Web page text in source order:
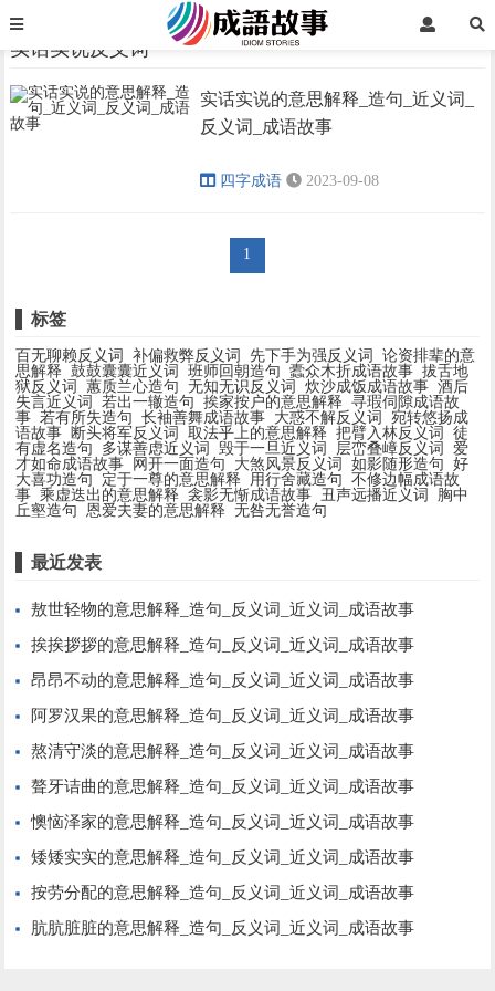
› ›
实话实说反义词
实话实说反义词
实话实说的意思解释_造句_近义词_
反义词_成语故事
四字成语 2023-09-08
1
标签
百无聊赖反义词 补偏救弊反义词 先下手为强反义词
论资排辈的意
思解释
鼓鼓囊囊近义词 班师回朝造句 蠹众木折成语故事 拔舌地
狱反义词
蕙质兰心造句 无知无识反义词 炊沙成饭成语故事 酒后
失言近义词
若出一辙造句 挨家按户的意思解释
寻瑕伺隙成语故
事 若有所失造句 长袖善舞成语故事 大惑不解反义词
宛转悠扬成
语故事 断头将军反义词 取法乎上的意思解释 把臂入林反义词
徒
有虚名造句
多谋善虑近义词 毁于一旦近义词 层峦叠嶂反义词
爱
才如命成语故事
网开一面造句 大煞风景反义词 如影随形造句
好
大喜功造句
定于一尊的意思解释 用行舍藏造句
不修边幅成语故
事 乘虚迭出的意思解释 衾影无惭成语故事 丑声远播近义词
胸中
丘壑造句
恩爱夫妻的意思解释 无咎无誉造句
最近发表
敖世轻物的意思解释_造句_反义词_近义词_成语故事
挨挨拶拶的意思解释_造句_反义词_近义词_成语故事
昂昂不动的意思解释_造句_反义词_近义词_成语故事
阿罗汉果的意思解释_造句_反义词_近义词_成语故事
熬清守淡的意思解释_造句_反义词_近义词_成语故事
聱牙诘曲的意思解释_造句_反义词_近义词_成语故事
懊恼泽家的意思解释_造句_反义词_近义词_成语故事
矮矮实实的意思解释_造句_反义词_近义词_成语故事
按劳分配的意思解释_造句_反义词_近义词_成语故事
肮肮脏脏的意思解释_造句_反义词_近义词_成语故事